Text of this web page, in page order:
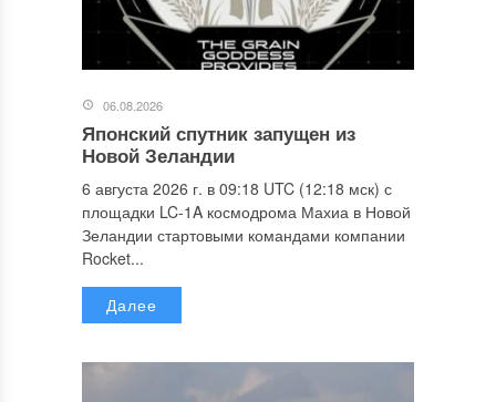
06.08.2026
Японский спутник запущен из
Новой Зеландии
6 августа 2026 г. в 09:18 UTC (12:18 мск) с
площадки LC-1A космодрома Махиа в Новой
Зеландии стартовыми командами компании
Rocket...
Далее